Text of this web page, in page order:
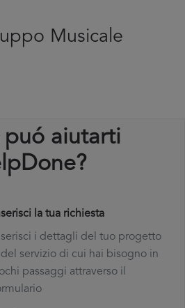
Musicale
puó aiutarti
la tua richiesta
i dettagli del tuo progetto
servizio di cui hai bisogno in
passaggi attraverso il